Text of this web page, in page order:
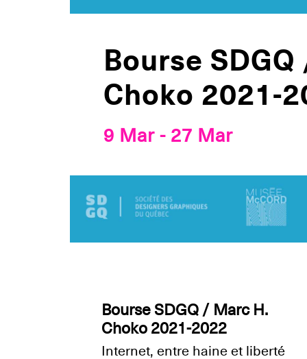
Bourse
Choko 2021-
9 Mar - 27 Mar
Bourse SDGQ / Marc H.
Choko 2021-2022
Internet, entre haine et liberté